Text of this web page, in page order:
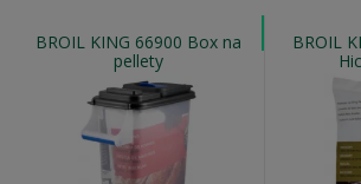
BROIL KING 66900 Box na
pellety
BROIL